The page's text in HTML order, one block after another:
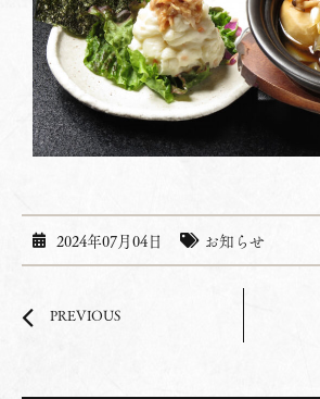
2024年07月04日 お知らせ
PREVIOUS